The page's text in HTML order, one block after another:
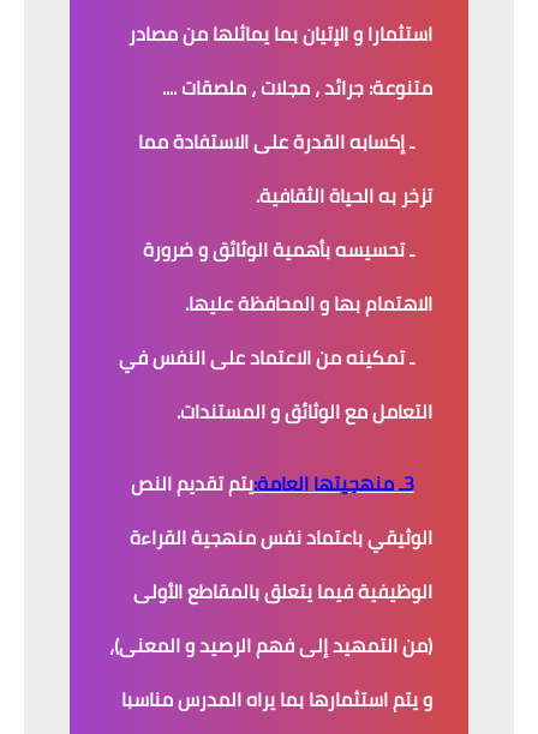
استثمارا و الإتيان بما يماثلها من مصادر
متنوعة: جرائد ، مجلات ، ملصقات ....
ـ إكسابه القدرة على الاستفادة مما
تزخر به الحياة الثقافية.
ـ تحسيسه بأهمية الوثائق و ضرورة
الاهتمام بها و المحافظة عليها.
ـ تمكينه من الاعتماد على النفس في
التعامل مع الوثائق و المستندات.
3ـ منهجيتها العامة:
يتم تقديم النص
الوثيقي باعتماد نفس منهجية القراءة
الوظيفية فيما يتعلق بالمقاطع الأولى
(من التمهيد إلى فهم الرصيد و المعنى)،
و يتم استثمارها بما يراه المدرس مناسبا